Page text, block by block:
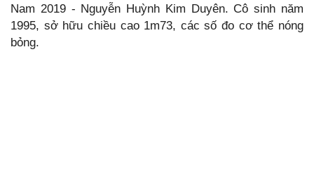
Nam 2019 - Nguyễn Huỳnh Kim Duyên. Cô sinh năm
1995, sở hữu chiều cao 1m73, các số đo cơ thể nóng
bỏng.